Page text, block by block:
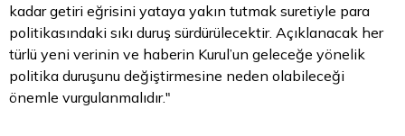
kadar getiri eğrisini yataya yakın tutmak suretiyle para
politikasındaki sıkı duruş sürdürülecektir. Açıklanacak her
türlü yeni verinin ve haberin Kurul’un geleceğe yönelik
politika duruşunu değiştirmesine neden olabileceği
önemle vurgulanmalıdır."